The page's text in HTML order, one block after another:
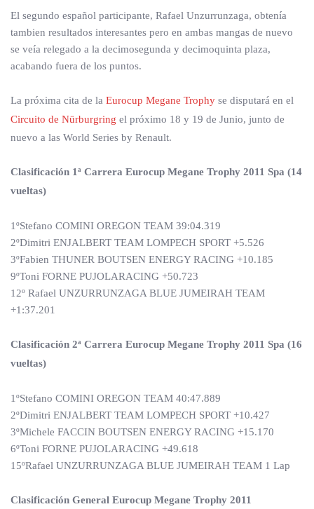
El segundo español participante, Rafael Unzurrunzaga, obtenía
tambien resultados interesantes pero en ambas mangas de nuevo
se veía relegado a la decimosegunda y decimoquinta plaza,
acabando fuera de los puntos.
La próxima cita de la Eurocup Megane Trophy se disputará en el
Circuito de Nürburgring el próximo 18 y 19 de Junio, junto de
nuevo a las World Series by Renault.
Clasificación 1ª Carrera Eurocup Megane Trophy 2011 Spa (14
vueltas)
1ºStefano COMINI OREGON TEAM 39:04.319
2ºDimitri ENJALBERT TEAM LOMPECH SPORT +5.526
3ºFabien THUNER BOUTSEN ENERGY RACING +10.185
9ºToni FORNE PUJOLARACING +50.723
12º Rafael UNZURRUNZAGA BLUE JUMEIRAH TEAM
+1:37.201
Clasificación 2ª Carrera Eurocup Megane Trophy 2011 Spa (16
vueltas)
1ºStefano COMINI OREGON TEAM 40:47.889
2ºDimitri ENJALBERT TEAM LOMPECH SPORT +10.427
3ºMichele FACCIN BOUTSEN ENERGY RACING +15.170
6ºToni FORNE PUJOLARACING +49.618
15ºRafael UNZURRUNZAGA BLUE JUMEIRAH TEAM 1 Lap
Clasificación General Eurocup Megane Trophy 2011